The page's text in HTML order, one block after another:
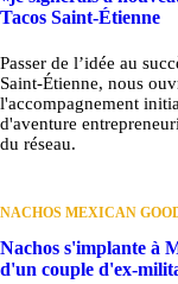
Tacos Saint-Étienne
Passer de l’idée au
Saint-Étienne, nous
l'accompagnement
d'aventure
du réseau.
NACHOS MEXICAN
Nachos s'implante à
d'un couple d'ex-